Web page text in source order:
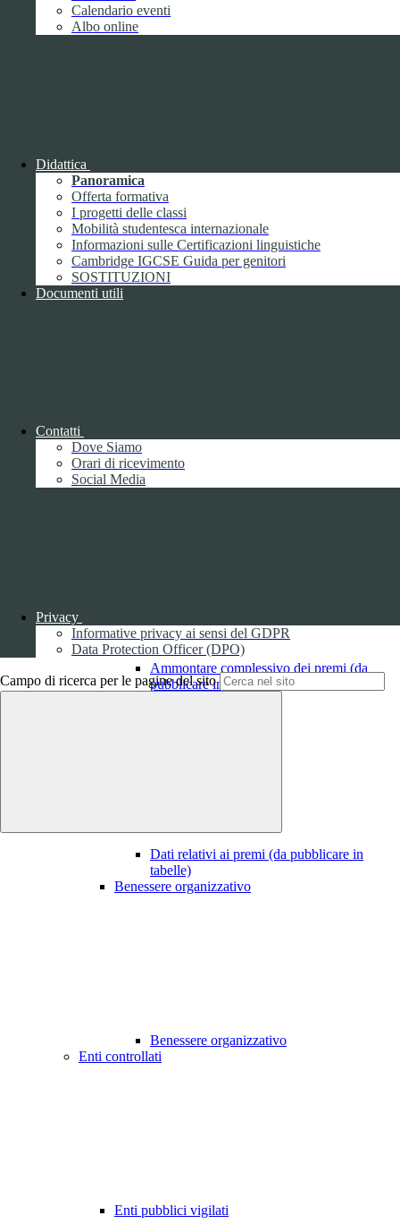
Calendario eventi
Albo online
Didattica
Panoramica
Offerta formativa
I progetti delle classi
Mobilità studentesca internazionale
Informazioni sulle Certificazioni linguistiche
Cambridge IGCSE Guida per genitori
SOSTITUZIONI
Documenti utili
Contatti
Dove Siamo
Orari di ricevimento
Social Media
Privacy
Informative privacy ai sensi del GDPR
Data Protection Officer (DPO)
Campo di ricerca per le pagine del sito
Ammontare complessivo dei premi (da
pubblicare in tabelle) 1
Dati relativi ai premi (da pubblicare in
tabelle)
Benessere organizzativo
Benessere organizzativo
Enti controllati
Enti pubblici vigilati